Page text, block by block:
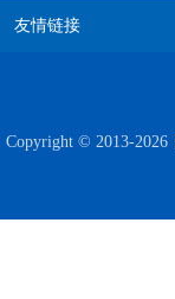
友情链接
Copyright © 2013-2026